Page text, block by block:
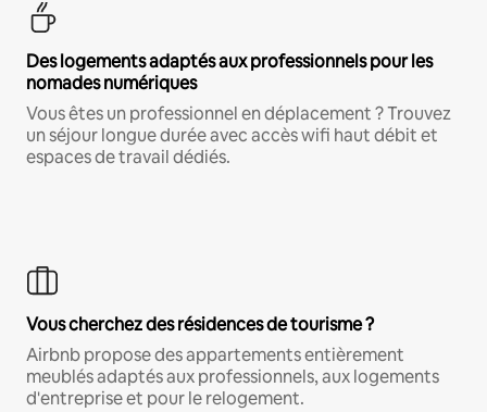
Des logements adaptés aux professionnels pour les
nomades numériques
Vous êtes un professionnel en déplacement ? Trouvez
un séjour longue durée avec accès wifi haut débit et
espaces de travail dédiés.
Vous cherchez des résidences de tourisme ?
Airbnb propose des appartements entièrement
meublés adaptés aux professionnels, aux logements
d'entreprise et pour le relogement.